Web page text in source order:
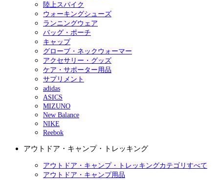
陸上スパイク
ウォーキングシューズ
ランニングウェア
バッグ・ポーチ
キャップ
グローブ・ネックウォーマー
アクセサリー・グッズ
ケア・サポーター用品
サプリメント
adidas
ASICS
MIZUNO
New Balance
NIKE
Reebok
アウトドア・キャンプ・トレッキング
アウトドア・キャンプ・トレッキングカテゴリすべて
アウトドア・キャンプ用品